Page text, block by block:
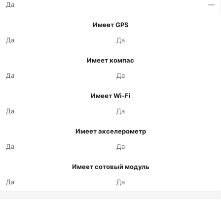
Да
—
Имеет GPS
Да
Да
Имеет компас
Да
Да
Имеет Wi-Fi
Да
Да
Имеет акселерометр
Да
Да
Имеет сотовый модуль
Да
Да